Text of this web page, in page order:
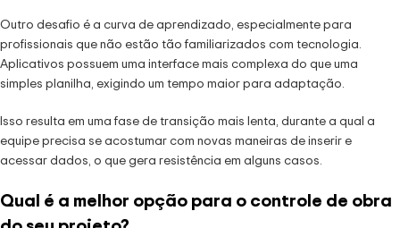
Outro desafio é a curva de aprendizado, especialmente para
profissionais que não estão tão familiarizados com tecnologia.
Aplicativos possuem uma interface mais complexa do que uma
simples planilha, exigindo um tempo maior para adaptação.
Isso resulta em uma fase de transição mais lenta, durante a qual a
equipe precisa se acostumar com novas maneiras de inserir e
acessar dados, o que gera resistência em alguns casos.
Qual é a melhor opção para o controle de obra